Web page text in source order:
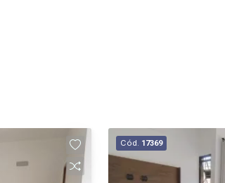
Cód. 17369